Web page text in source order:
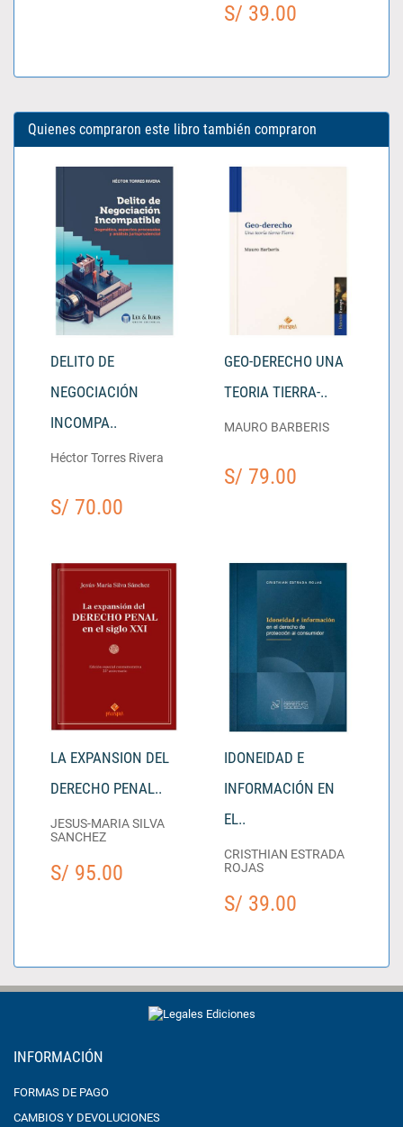
S/ 39.00
Quienes compraron este libro también compraron
DELITO DE
NEGOCIACIÓN
INCOMPA..
Héctor Torres Rivera
S/ 70.00
GEO-DERECHO UNA
TEORIA TIERRA-..
MAURO BARBERIS
S/ 79.00
LA EXPANSION DEL
DERECHO PENAL..
JESUS-MARIA SILVA
SANCHEZ
S/ 95.00
IDONEIDAD E
INFORMACIÓN EN
EL..
CRISTHIAN ESTRADA
ROJAS
S/ 39.00
INFORMACIÓN
FORMAS DE PAGO
CAMBIOS Y DEVOLUCIONES